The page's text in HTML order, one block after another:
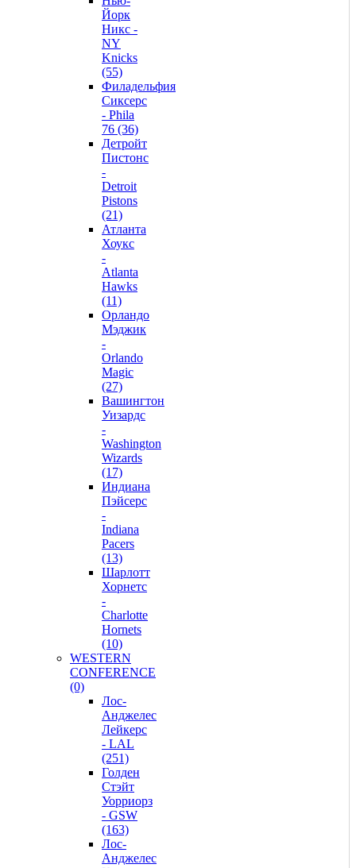
Йорк
Никс -
NY
Knicks
(55)
Филадельфия
Сиксерс
- Phila
76 (36)
Детройт
Пистонс
-
Detroit
Pistons
(21)
Атланта
Хоукс
-
Atlanta
Hawks
(11)
Орландо
Мэджик
-
Orlando
Magic
(27)
Вашингтон
Уизардс
-
Washington
Wizards
(17)
Индиана
Пэйсерс
-
Indiana
Pacers
(13)
Шарлотт
Хорнетс
-
Charlotte
Hornets
(10)
WESTERN
CONFERENCE
(0)
Лос-
Анджелес
Лейкерс
- LAL
(251)
Голден
Стэйт
Уорриорз
- GSW
(163)
Лос-
Анджелес